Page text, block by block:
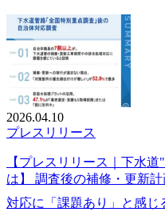
2026.04.10
プレスリリース
【プレスリリース｜下水
は】 調査後の補修・更新
対応に「課題あり」と感じ